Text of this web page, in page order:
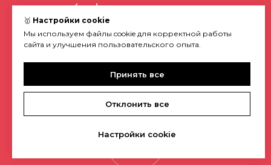
🥇 Настройки cookie
Мы используем файлы cookie для корректной работы
сайта и улучшения пользовательского опыта.
Принять все
Отклонить все
Настройки cookie
Конфиденциальность
Условия
Условия возврата
SR EN
Политика cookie